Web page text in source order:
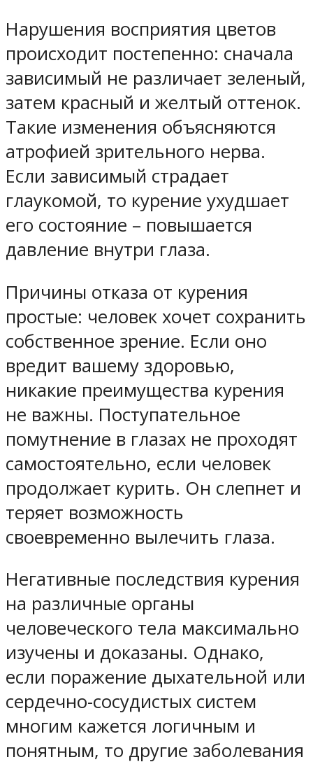
Нарушения восприятия цветов
происходит постепенно: сначала
зависимый не различает зеленый,
затем красный и желтый оттенок.
Такие изменения объясняются
атрофией зрительного нерва.
Если зависимый страдает
глаукомой, то курение ухудшает
его состояние – повышается
давление внутри глаза.
Причины отказа от курения
простые: человек хочет сохранить
собственное зрение. Если оно
вредит вашему здоровью,
никакие преимущества курения
не важны. Поступательное
помутнение в глазах не проходят
самостоятельно, если человек
продолжает курить. Он слепнет и
теряет возможность
своевременно вылечить глаза.
Негативные последствия курения
на различные органы
человеческого тела максимально
изучены и доказаны. Однако,
если поражение дыхательной или
сердечно-сосудистых систем
многим кажется логичным и
понятным, то другие заболевания